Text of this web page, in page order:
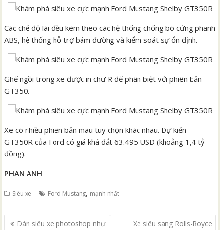
Các chế độ lái đều kèm theo các hệ thống chống bó cứng phanh
ABS, hệ thống hỗ trợ bám đường và kiểm soát sự ổn định.
Ghế ngồi trong xe được in chữ R để phân biệt với phiên bản
GT350.
Xe có nhiều phiên bản màu tùy chọn khác nhau. Dự kiến
GT350R của Ford có giá khá đắt 63.495 USD (khoảng 1,4 tỷ
đồng).
PHAN ANH
Siêu xe Ford Mustang, mạnh nhất
Điều
Dàn siêu xe photoshop như
Xe siêu sang Rolls-Royce